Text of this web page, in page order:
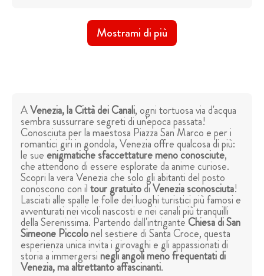
Mostrami di più
AVenezia, la Città dei Canali, ogni tortuosa via d'acqua
sembra sussurrare segreti di un'epoca passata!
Conosciuta per la maestosa Piazza San Marco e per i
romantici giri in gondola, Venezia offre qualcosa di più:
le sueenigmatiche sfaccettature meno conosciute,
che attendono di essere esplorate da anime curiose.
Scopri la vera Venezia che solo gli abitanti del posto
conoscono con iltour gratuitodiVenezia sconosciuta!
Lasciati alle spalle le folle dei luoghi turistici più famosi e
avventurati nei vicoli nascosti e nei canali più tranquilli
della Serenissima. Partendo dall'intriganteChiesa di San
Simeone Piccolonel sestiere di Santa Croce, questa
esperienza unica invita i girovaghi e gli appassionati di
storia a immergersinegli angoli meno frequentati di
Venezia, ma altrettanto affascinanti.